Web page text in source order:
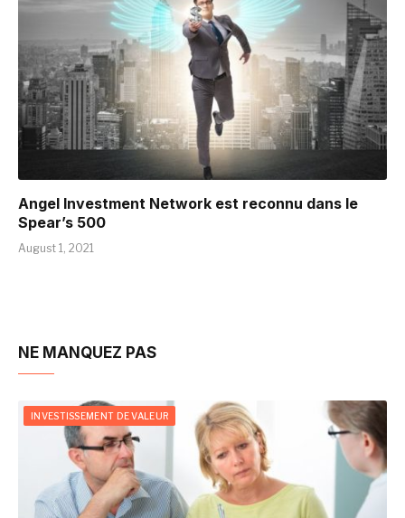
Angel Investment Network est reconnu dans le
Spear’s 500
August 1, 2021
NE MANQUEZ PAS
INVESTISSEMENT DE VALEUR